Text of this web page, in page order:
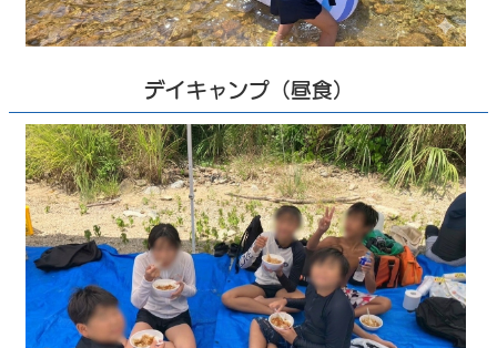
デイキャンプ（昼食）